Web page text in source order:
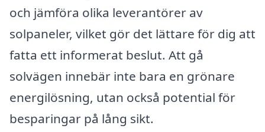
och jämföra olika leverantörer av
solpaneler, vilket gör det lättare för dig att
fatta ett informerat beslut. Att gå
solvägen innebär inte bara en grönare
energilösning, utan också potential för
besparingar på lång sikt.